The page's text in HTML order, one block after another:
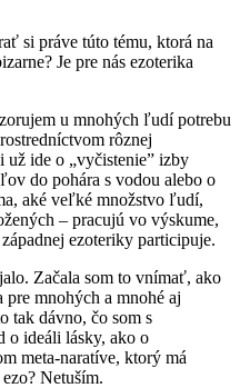
si práve túto tému, ktorá na
Je pre nás ezoterika
u mnohých ľudí potrebu
rôznej
ide o „vyčistenie” izby
do pohára s vodou alebo o
aké veľké množstvo ľudí,
– pracujú vo výskume,
ezoteriky participuje.
Začala som to vnímať, ako
pre mnohých a mnohé aj
tak dávno, čo som s
o ideáli lásky, ako o
meta-naratíve, ktorý má
Netuším.